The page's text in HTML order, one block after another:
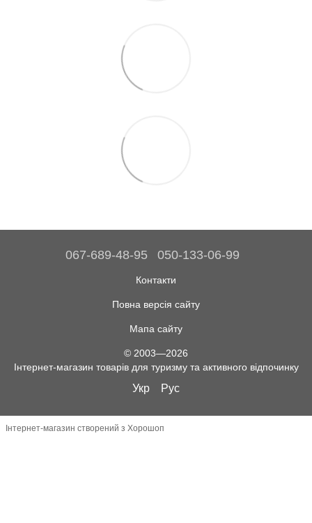
067-689-48-95 050-133-06-99
Контакти
Повна версія сайту
Мапа сайту
© 2003—2026
Інтернет-магазин товарів для туризму та активного відпочинку
Укр Рус
Інтернет-магазин створений з Хорошоп